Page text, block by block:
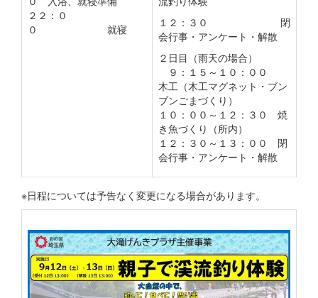
２２：０
０ 就寝
１２：３０ 閉
会行事・アンケート・解散
２日目（雨天の場合）
９：１５～１０：００
木工（木工マグネット・ブン
ブンごまづくり）
１０：００～１２：３０ 焼
き魚づくり（所内）
１２：３０～１３：００ 閉
会行事・アンケート・解散
※日程については予告なく変更になる場合があります。